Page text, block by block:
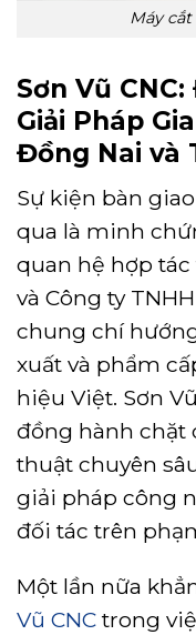
Máy
Sơn Vũ
Giải Pháp
Đồng Nai và
Sự kiện bàn
qua là minh
quan hệ hợp tác
và Công ty
chung chí
xuất và phẩm
hiệu Việt. Sơn
đồng hành chặt
thuật chuyên
giải pháp công
đối tác trên
Một lần nữa
Vũ CNC trong